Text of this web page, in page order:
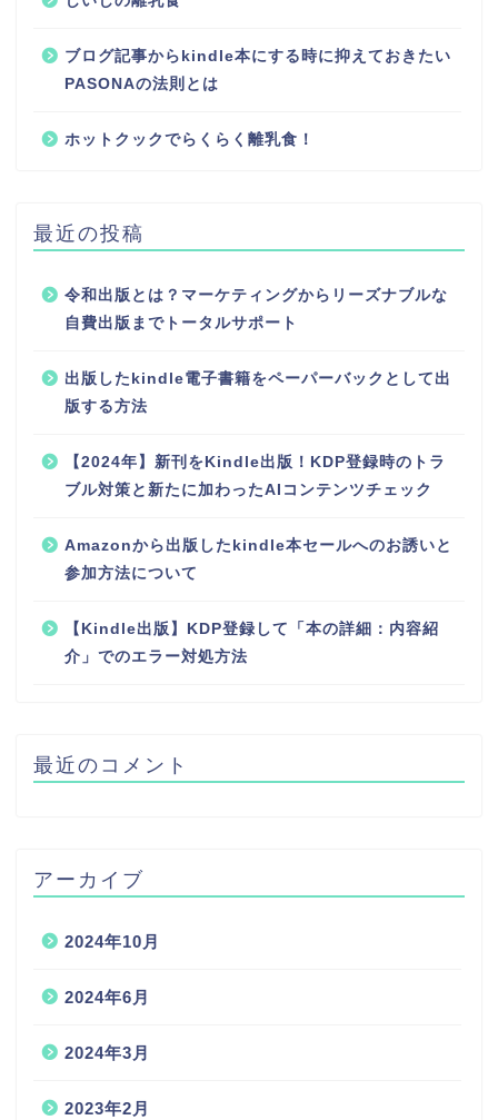
ブログ記事からkindle本にする時に抑えておきたい
PASONAの法則とは
ホットクックでらくらく離乳食！
最近の投稿
令和出版とは？マーケティングからリーズナブルな
自費出版までトータルサポート
出版したkindle電子書籍をペーパーバックとして出
版する方法
【2024年】新刊をKindle出版！KDP登録時のトラ
ブル対策と新たに加わったAIコンテンツチェック
Amazonから出版したkindle本セールへのお誘いと
参加方法について
【Kindle出版】KDP登録して「本の詳細：内容紹
介」でのエラー対処方法
最近のコメント
アーカイブ
2024年10月
2024年6月
2024年3月
2023年2月